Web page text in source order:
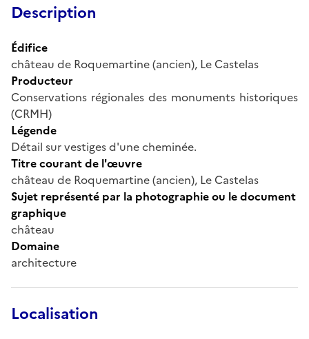
Description
Édifice
château de Roquemartine (ancien), Le Castelas
Producteur
Conservations régionales des monuments historiques
(CRMH)
Légende
Détail sur vestiges d'une cheminée.
Titre courant de l'œuvre
château de Roquemartine (ancien), Le Castelas
Sujet représenté par la photographie ou le document
graphique
château
Domaine
architecture
Localisation